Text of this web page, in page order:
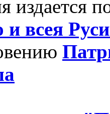
издается
и всея